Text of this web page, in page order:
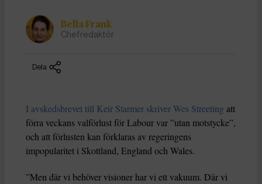
Bella Frank
Chefredaktör
Dela
I avskedsbrevet till Keir Starmer skriver Wes Streeting att
förra veckans valförlust för Labour var ”utan motstycke”,
och att förlusten kan förklaras av regeringens
impopularitet i Skottland, England och Wales.
”Men där vi behöver visioner har vi ett vakuum. Där vi